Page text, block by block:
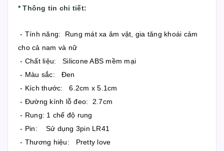
*Thông tin chi tiết:
- Tính năng: Rung mát xa âm vật, gia tăng khoái cảm
cho cả nam và nữ
- Chất liệu: Silicone ABS mềm mại
- Màu sắc: Đen
- Kích thước: 6.2cm x 5.1cm
- Đường kính lỗ đeo: 2.7cm
- Rung: 1 chế độ rung
- Pin: Sử dụng 3pin LR41
- Thương hiệu: Pretty love